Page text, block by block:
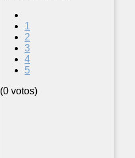
1
2
3
4
5
(0 votos)